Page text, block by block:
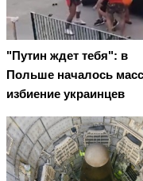
"Путин ждет тебя": в
Польше началось
избиение украинцев